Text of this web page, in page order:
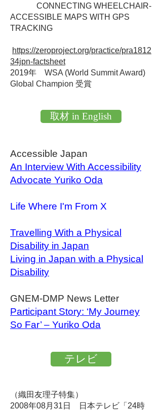
CONNECTING WHEELCHAIR-
ACCESSIBLE MAPS WITH GPS
TRACKING
https://zeroproject.org/practice/pra1812
34jpn-factsheet
2019年 WSA (World Summit Award)
Global Champion 受賞
取材 in English
Accessible Japan
An Interview With Accessibility
Advocate Yuriko Oda
Life Where I'm From X
Travelling With a Physical
Disability in Japan
Living in Japan with a Physical
Disability
GNEM-DMP News Letter
Participant Story: ‘My Journey
So Far’ – Yuriko Oda
テレビ
（織田友理子特集）
2008年08月31日 日本テレビ「24時